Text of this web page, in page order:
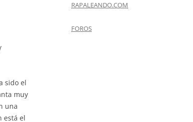
sido el
muy
una
está el
RAPALEANDO.COM
FOROS